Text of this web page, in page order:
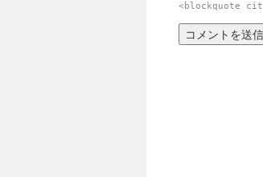
<blockquote